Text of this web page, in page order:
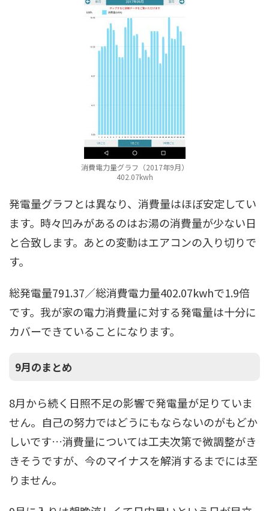
消費電力量グラフ（2017年9月）
402.07kwh
発電量グラフとは異なり、消費量はほぼ安定してい
ます。時々凹みがあるのはお湯の消費量が少ない日
と合致します。あとの変動はエアコンの入り切りで
す。
総発電量791.37／総消費電力量402.07kwhで1.9倍
です。我が家の電力消費量に対する発電量は十分に
カバーできていることになります。
9月のまとめ
8月から続く日照不足の影響で発電量が足りていま
せん。自己の努力ではどうにもならないのがもどか
しいです…消費量については工夫次第で微調整がき
きそうですが、今のマイナスを解消するまでには至
りません。